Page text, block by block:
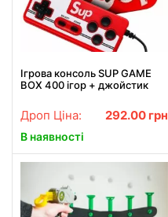
Ігрова консоль SUP GAME
BOX 400 ігор + джойстик
Дроп Ціна: 292.00 грн
В наявності